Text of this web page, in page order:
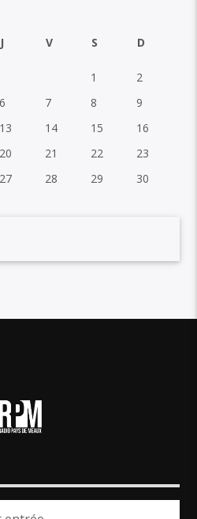
J V S D
1
2
6 7 8
9
13 14 15
16
20 21 22
23
27 28 29
30